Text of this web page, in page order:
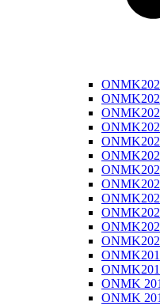
ONMK
ONMK